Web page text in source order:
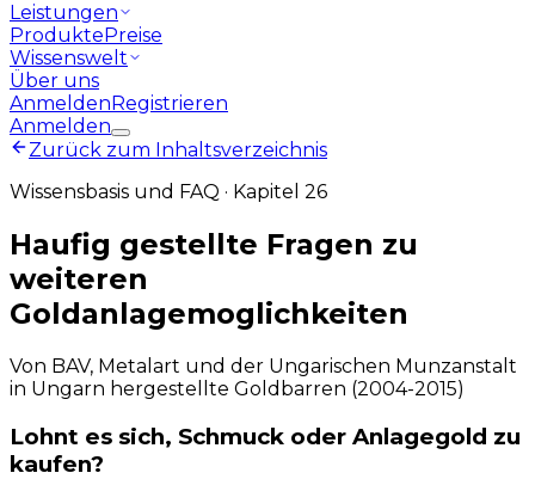
Leistungen
ProduktePreise
Wissenswelt
Über uns
AnmeldenRegistrieren
Anmelden
Zurück zum Inhaltsverzeichnis
Wissensbasis und FAQ · Kapitel 26
Haufig gestellte Fragen zu
weiteren
Goldanlagemoglichkeiten
Von BAV, Metalart und der Ungarischen Munzanstalt
in Ungarn hergestellte Goldbarren (2004-2015)
Lohnt es sich, Schmuck oder Anlagegold zu
kaufen?